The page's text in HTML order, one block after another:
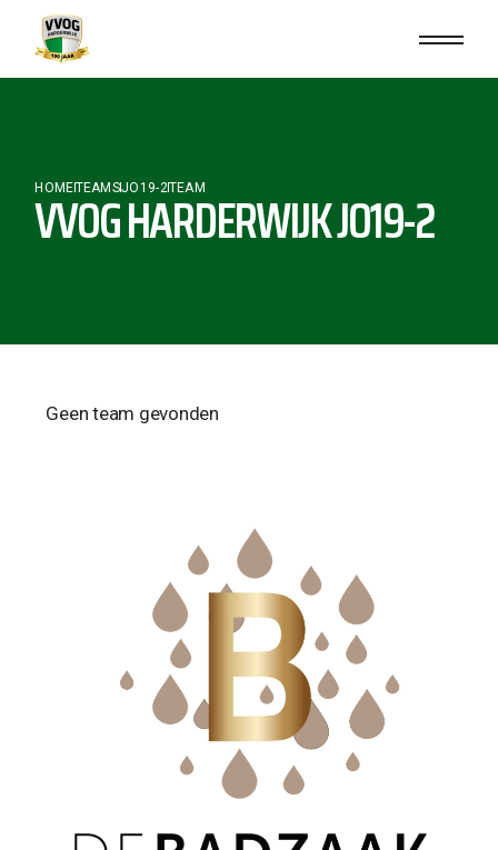
HOMETEAMSJO19-2TEAM
VVOG HARDERWIJK JO19-2
Geen team gevonden